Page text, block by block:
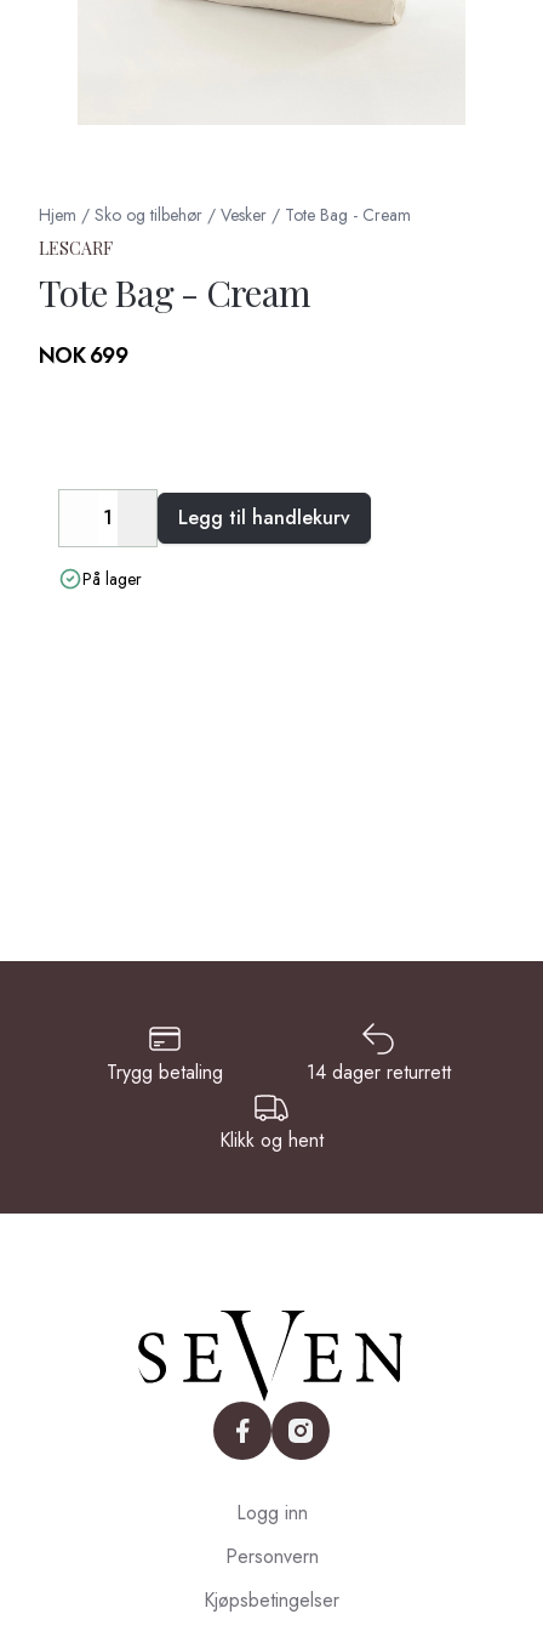
Hjem / Sko og tilbehør / Vesker / Tote Bag - Cream
LESCARF
Tote Bag - Cream
Produktdetaljer
NOK 699
DecreaseIncreaseLegg til handlekurv
På lager
Trygg betaling 14 dager returrett
Klikk og hent
facebookinstagram
Logg inn
Personvern
Kjøpsbetingelser